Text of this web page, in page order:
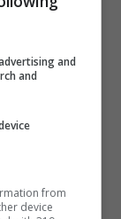
and
and
from
device